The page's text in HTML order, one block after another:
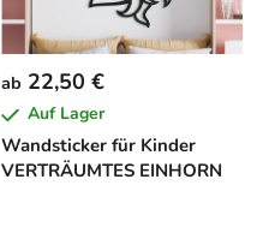
Wandsticker für Kinder
VERTRÄUMTES EINHORN
ab 22,50 €
Auf Lager